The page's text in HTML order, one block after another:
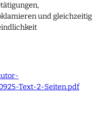
und gleichzeitig
Text-2-Seiten.pdf